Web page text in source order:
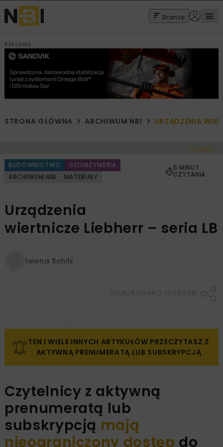
Branże
REKLAMA
STRONA GŁÓWNA ARCHIWUM NBI URZĄDZENIA
< Cofnij
BUDOWNICTWO
GEOINŻYNIERIA
ARCHIWUM NBI
MATERIAŁY
5 MINUT
CZYTANIA
Urządzenia
wiertnicze Liebherr – seria LB
Iwona Schilz
TEN I WIELE INNYCH ARTYKUŁÓW PRZECZYTASZ Z
AKTYWNĄ PRENUMERATĄ LUB SUBSKRYPCJĄ
Czytelnicy z aktywną
prenumeratą lub
subskrypcją mają
nieograniczony dostęp do